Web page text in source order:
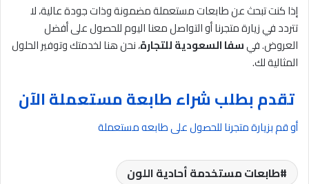
إذا كنت تبحث عن طابعات مستعملة مضمونة وذات جودة عالية، لا
تتردد في زيارة متجرنا أو التواصل معنا اليوم للحصول على أفضل
العروض. فيسفا السعودية للتجارة، نحن هنا لخدمتك وتوفير الحلول
المثالية لك.
تقدم بطلب شراء طابعة مستعملة الآن
أو قم بزيارة متجرنا للحصول على طابعه مستعملة
طابعات مستخدمة أحادية اللون